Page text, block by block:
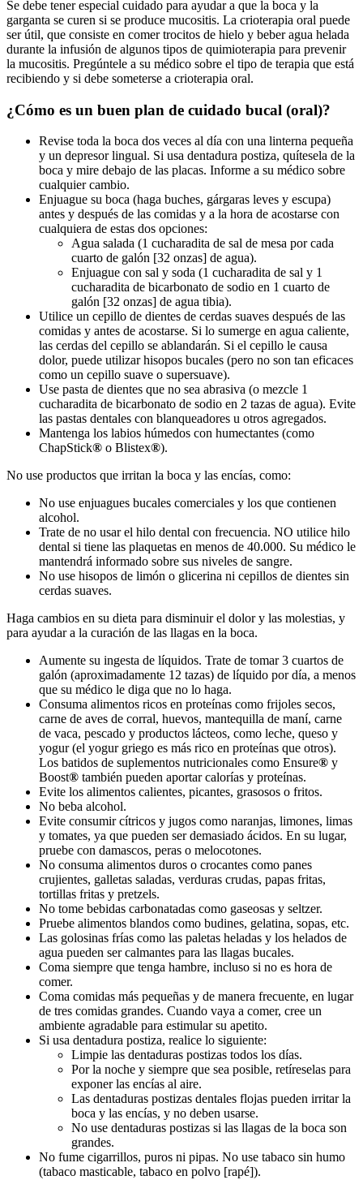
Se debe tener especial cuidado para ayudar a que la boca y la
garganta se curen si se produce mucositis. La crioterapia oral puede
ser útil, que consiste en comer trocitos de hielo y beber agua helada
durante la infusión de algunos tipos de quimioterapia para prevenir
la mucositis. Pregúntele a su médico sobre el tipo de terapia que está
recibiendo y si debe someterse a crioterapia oral.
¿Cómo es un buen plan de cuidado bucal (oral)?
Revise toda la boca dos veces al día con una linterna pequeña
y un depresor lingual. Si usa dentadura postiza, quítesela de la
boca y mire debajo de las placas. Informe a su médico sobre
cualquier cambio.
Enjuague su boca (haga buches, gárgaras leves y escupa)
antes y después de las comidas y a la hora de acostarse con
cualquiera de estas dos opciones:
Agua salada (1 cucharadita de sal de mesa por cada
cuarto de galón [32 onzas] de agua).
Enjuague con sal y soda (1 cucharadita de sal y 1
cucharadita de bicarbonato de sodio en 1 cuarto de
galón [32 onzas] de agua tibia).
Utilice un cepillo de dientes de cerdas suaves después de las
comidas y antes de acostarse. Si lo sumerge en agua caliente,
las cerdas del cepillo se ablandarán. Si el cepillo le causa
dolor, puede utilizar hisopos bucales (pero no son tan eficaces
como un cepillo suave o supersuave).
Use pasta de dientes que no sea abrasiva (o mezcle 1
cucharadita de bicarbonato de sodio en 2 tazas de agua). Evite
las pastas dentales con blanqueadores u otros agregados.
Mantenga los labios húmedos con humectantes (como
ChapStick® o Blistex®).
No use productos que irritan la boca y las encías, como:
No use enjuagues bucales comerciales y los que contienen
alcohol.
Trate de no usar el hilo dental con frecuencia. NO utilice hilo
dental si tiene las plaquetas en menos de 40.000. Su médico le
mantendrá informado sobre sus niveles de sangre.
No use hisopos de limón o glicerina ni cepillos de dientes sin
cerdas suaves.
Haga cambios en su dieta para disminuir el dolor y las molestias, y
para ayudar a la curación de las llagas en la boca.
Aumente su ingesta de líquidos. Trate de tomar 3 cuartos de
galón (aproximadamente 12 tazas) de líquido por día, a menos
que su médico le diga que no lo haga.
Consuma alimentos ricos en proteínas como frijoles secos,
carne de aves de corral, huevos, mantequilla de maní, carne
de vaca, pescado y productos lácteos, como leche, queso y
yogur (el yogur griego es más rico en proteínas que otros).
Los batidos de suplementos nutricionales como Ensure® y
Boost® también pueden aportar calorías y proteínas.
Evite los alimentos calientes, picantes, grasosos o fritos.
No beba alcohol.
Evite consumir cítricos y jugos como naranjas, limones, limas
y tomates, ya que pueden ser demasiado ácidos. En su lugar,
pruebe con damascos, peras o melocotones.
No consuma alimentos duros o crocantes como panes
crujientes, galletas saladas, verduras crudas, papas fritas,
tortillas fritas y pretzels.
No tome bebidas carbonatadas como gaseosas y seltzer.
Pruebe alimentos blandos como budines, gelatina, sopas, etc.
Las golosinas frías como las paletas heladas y los helados de
agua pueden ser calmantes para las llagas bucales.
Coma siempre que tenga hambre, incluso si no es hora de
comer.
Coma comidas más pequeñas y de manera frecuente, en lugar
de tres comidas grandes. Cuando vaya a comer, cree un
ambiente agradable para estimular su apetito.
Si usa dentadura postiza, realice lo siguiente:
Limpie las dentaduras postizas todos los días.
Por la noche y siempre que sea posible, retíreselas para
exponer las encías al aire.
Las dentaduras postizas dentales flojas pueden irritar la
boca y las encías, y no deben usarse.
No use dentaduras postizas si las llagas de la boca son
grandes.
No fume cigarrillos, puros ni pipas. No use tabaco sin humo
(tabaco masticable, tabaco en polvo [rapé]).